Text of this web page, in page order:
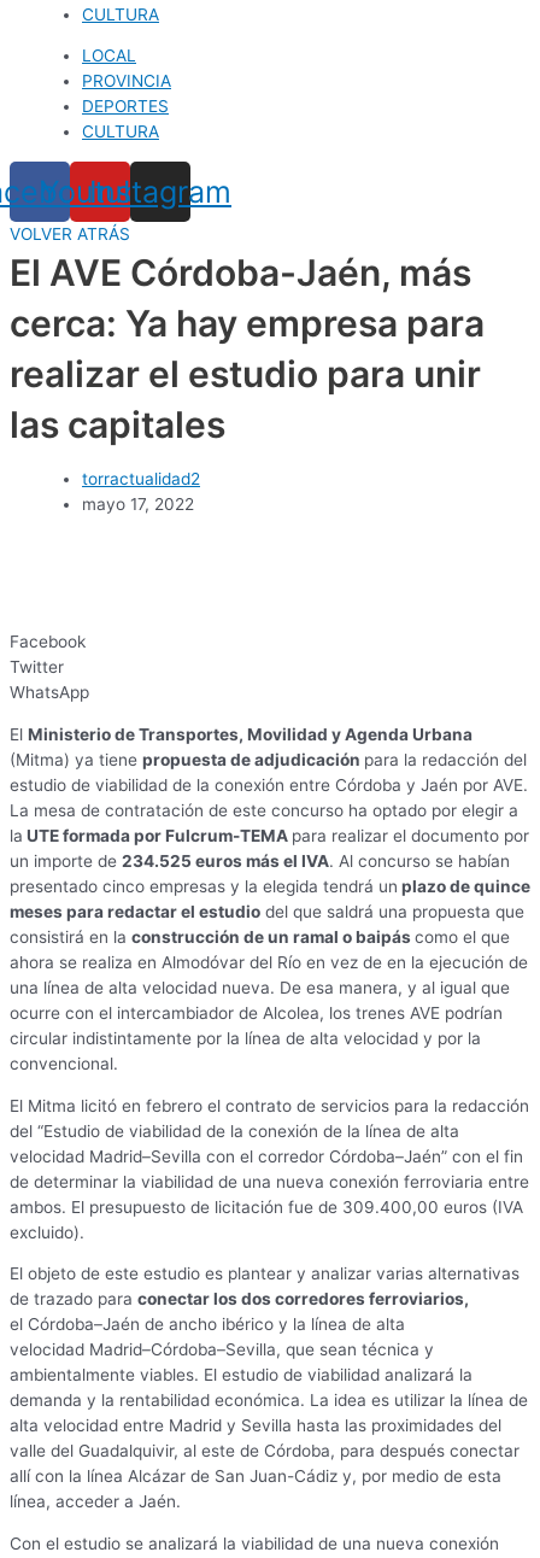
CULTURA
LOCAL
PROVINCIA
DEPORTES
CULTURA
Youtube
Instagram
VOLVER ATRÁS
El AVE Córdoba-Jaén, más
cerca: Ya hay empresa para
realizar el estudio para unir
las capitales
torractualidad2
mayo 17, 2022
Facebook
Twitter
WhatsApp
El Ministerio de Transportes, Movilidad y Agenda Urbana
(Mitma) ya tiene propuesta de adjudicación para la redacción del
estudio de viabilidad de la conexión entre Córdoba y Jaén por AVE.
La mesa de contratación de este concurso ha optado por elegir a
la UTE formada por Fulcrum-TEMA para realizar el documento por
un importe de 234.525 euros más el IVA. Al concurso se habían
presentado cinco empresas y la elegida tendrá un plazo de quince
meses para redactar el estudio del que saldrá una propuesta que
consistirá en la construcción de un ramal o baipáscomo el que
ahora se realiza en Almodóvar del Río en vez de en la ejecución de
una línea de alta velocidad nueva. De esa manera, y al igual que
ocurre con el intercambiador de Alcolea, los trenes AVE podrían
circular indistintamente por la línea de alta velocidad y por la
convencional.
El Mitma licitó en febrero el contrato de servicios para la redacción
del “Estudio de viabilidad de la conexión de la línea de alta
velocidad Madrid–Sevilla con el corredor Córdoba–Jaén” con el fin
de determinar la viabilidad de una nueva conexión ferroviaria entre
ambos. El presupuesto de licitación fue de 309.400,00 euros (IVA
excluido).
El objeto de este estudio es plantear y analizar varias alternativas
de trazado para conectar los dos corredores ferroviarios,
el Córdoba–Jaén de ancho ibérico y la línea de alta
velocidad Madrid–Córdoba–Sevilla, que sean técnica y
ambientalmente viables. El estudio de viabilidad analizará la
demanda y la rentabilidad económica. La idea es utilizar la línea de
alta velocidad entre Madrid y Sevilla hasta las proximidades del
valle del Guadalquivir, al este de Córdoba, para después conectar
allí con la línea Alcázar de San Juan-Cádiz y, por medio de esta
línea, acceder a Jaén.
Con el estudio se analizará la viabilidad de una nueva conexión